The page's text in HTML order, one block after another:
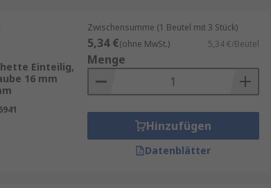
Einteilig,
16 mm
Zwischensumme (1 Beutel mit 3 Stück)
5,34 €(ohne MwSt.) 5,34 €/Beutel
Menge
Hinzufügen
Datenblätter